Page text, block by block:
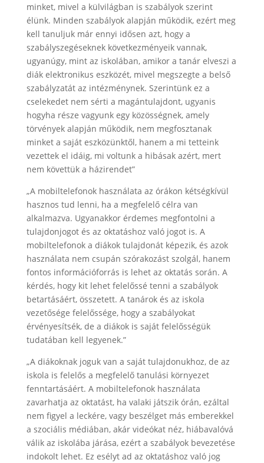
minket, mivel a külvilágban is szabályok szerint
élünk. Minden szabályok alapján működik, ezért meg
kell tanuljuk már ennyi idősen azt, hogy a
szabályszegéseknek következményeik vannak,
ugyanúgy, mint az iskolában, amikor a tanár elveszi a
diák elektronikus eszközét, mivel megszegte a belső
szabályzatát az intézménynek. Szerintünk ez a
cselekedet nem sérti a magántulajdont, ugyanis
hogyha része vagyunk egy közösségnek, amely
törvények alapján működik, nem megfosztanak
minket a saját eszközünktől, hanem a mi tetteink
vezettek el idáig, mi voltunk a hibásak azért, mert
nem követtük a házirendet”
„A mobiltelefonok használata az órákon kétségkívül
hasznos tud lenni, ha a megfelelő célra van
alkalmazva. Ugyanakkor érdemes megfontolni a
tulajdonjogot és az oktatáshoz való jogot is. A
mobiltelefonok a diákok tulajdonát képezik, és azok
használata nem csupán szórakozást szolgál, hanem
fontos információforrás is lehet az oktatás során. A
kérdés, hogy kit lehet felelőssé tenni a szabályok
betartásáért, összetett. A tanárok és az iskola
vezetősége felelőssége, hogy a szabályokat
érvényesítsék, de a diákok is saját felelősségük
tudatában kell legyenek.”
„A diákoknak joguk van a saját tulajdonukhoz, de az
iskola is felelős a megfelelő tanulási környezet
fenntartásáért. A mobiltelefonok használata
zavarhatja az oktatást, ha valaki játszik órán, ezáltal
nem figyel a leckére, vagy beszélget más emberekkel
a szociális médiában, akár videókat néz, hiábavalóvá
válik az iskolába járása, ezért a szabályok bevezetése
indokolt lehet. Ez esélyt ad az oktatáshoz való jog